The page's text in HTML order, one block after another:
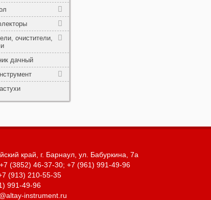
очистители,
дачный
край, г. Барнаул, ул. Бабуркина, 7а
+7 (3852) 46-37-30; +7 (961) 991-49-96
(913) 210-55-35
991-49-96
instrument.ru